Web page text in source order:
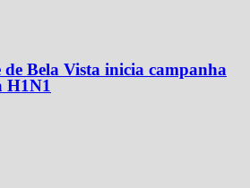
de Bela Vista inicia campanha
H1N1